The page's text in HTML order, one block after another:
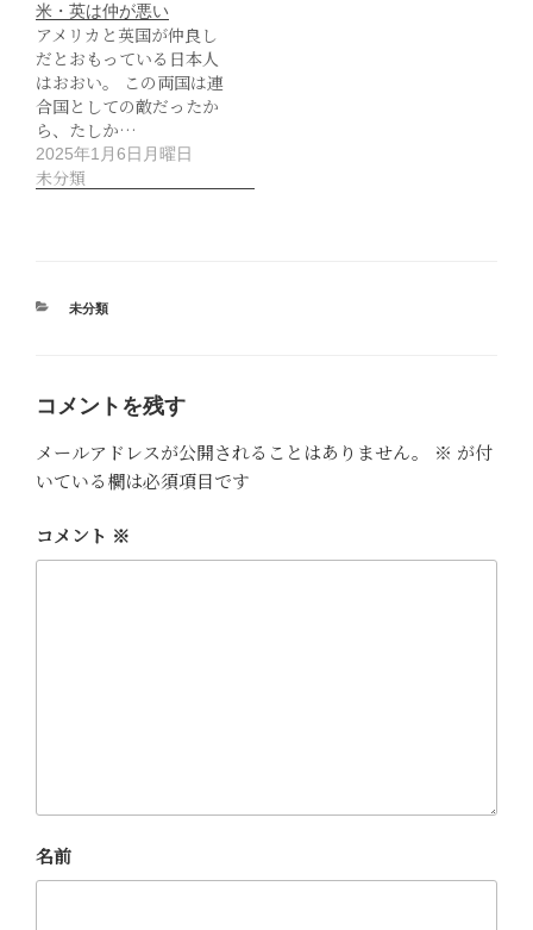
米・英は仲が悪い
アメリカと英国が仲良し
だとおもっている日本人
はおおい。 この両国は連
合国としての敵だったか
ら、たしか…
2025年1月6日月曜日
未分類
カ
未分類
コメントを残す
メールアドレスが公開されることはありません。 ※ が付
いている欄は必須項目です
コメント ※
名前